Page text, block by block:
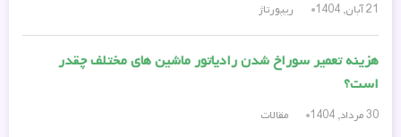
21 آبان, 1404 ریپورتاژ
هزینه تعمیر سوراخ شدن رادیاتور ماشین های مختلف چقدر
است؟
30 مرداد, 1404 مقالات